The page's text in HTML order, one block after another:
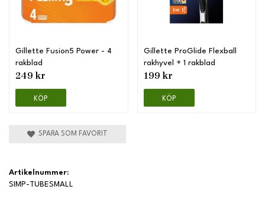
Gillette Fusion5 Power - 4
rakblad
249 kr
KÖP
Gillette ProGlide Flexball
rakhyvel + 1 rakblad
199 kr
KÖP
SPARA SOM FAVORIT
Artikelnummer:
SIMP-TUBESMALL